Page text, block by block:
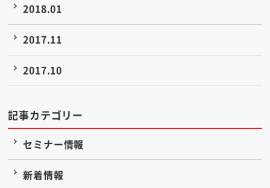
2018.01
2017.11
2017.10
記事カテゴリー
セミナー情報
新着情報